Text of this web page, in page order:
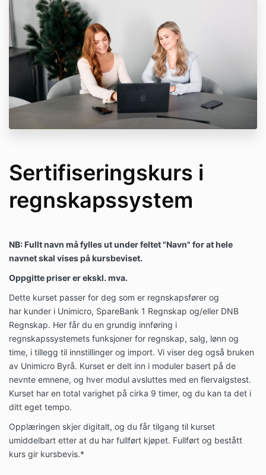
distribueres via plattformen, levert av Kajabi.
Vi viser ellers til Uni Micro AS sin generelle
personvernerklæring:
https://unimicro.no/personvern
Sertifiseringskurs i
regnskapssystem
NB: Fullt navn må fylles ut under feltet "Navn" for at hele
navnet skal vises på kursbeviset.
Oppgitte priser er ekskl. mva.
Dette kurset passer for deg som er regnskapsfører og
har kunder i Unimicro, SpareBank 1 Regnskap og/eller DNB
Regnskap. Her får du en grundig innføring i
regnskapssystemets funksjoner for regnskap, salg, lønn og
time, i tillegg til innstillinger og import. Vi viser deg også bruken
av Unimicro Byrå. Kurset er delt inn i moduler basert på de
nevnte emnene, og hver modul avsluttes med en flervalgstest.
Kurset har en total varighet på cirka 9 timer, og du kan ta det i
ditt eget tempo.
Opplæringen skjer digitalt, og du får tilgang til kurset
umiddelbart etter at du har fullført kjøpet. Fullført og bestått
kurs gir kursbevis.*